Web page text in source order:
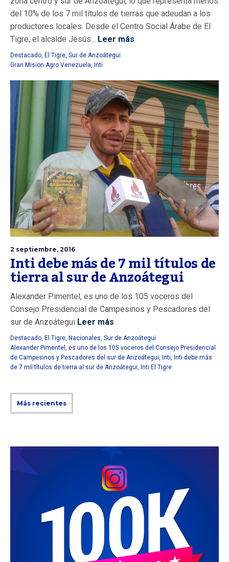
del 10% de los 7 mil títulos de tierras que adeudan a los
productores locales. Desde el Centro Social Árabe de El
Tigre, el alcalde Jesús... Leer más
Destacado, El Tigre, Sur de Anzoátegui
Gran Mision Agro Venezuela, Inti
2 septiembre, 2016
Inti debe más de 7 mil títulos de
tierra al sur de Anzoátegui
Alexander Pimentel, es uno de los 105 voceros del
Consejo Presidencial de Campesinos y Pescadores del
sur de Anzoátegui Leer más
Destacado, El Tigre, Nacionales, Sur de Anzoátegui
Alexander Pimentel , es uno de los 105 voceros del Consejo Presidencial
de Campesinos y Pescadores del sur de Anzoátegui, Inti, Inti debe más
de 7 mil títulos de tierra al sur de Anzoátegui, Inti El Tigre
Más recientes